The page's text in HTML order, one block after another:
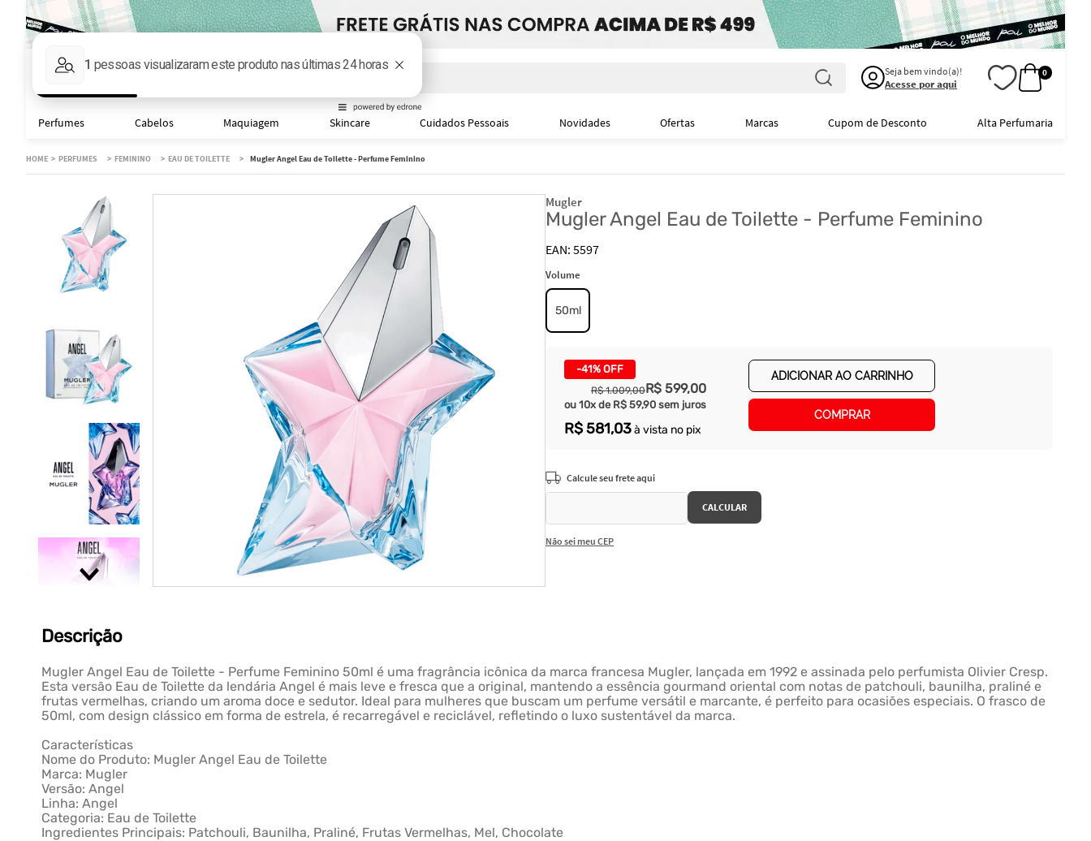
Faça sua busca aqui Seja bem vindo(a)!
Acesse por aqui
0
Perfumes Cabelos Maquiagem Skincare Cuidados Pessoais Novidades Ofertas Marcas Cupom de Desconto Alta Perfumaria
PERFUMES FEMININO EAU DE TOILETTE Mugler Angel Eau de Toilette - Perfume Feminino
Mugler
Mugler Angel Eau de Toilette - Perfume Feminino
5597
Volume
50ml
-41% OFF
R$ 599,00
R$ 1.009,00
ou 10x de R$ 59,90 sem juros
R$581,03à vista no pix
ADICIONAR AO CARRINHO
COMPRAR
Não sei meu CEP
Descrição
Mugler Angel Eau de Toilette - Perfume Feminino 50ml é uma fragrância icônica da marca francesa Mugler, lançada em 1992 e assinada pelo perfumista Olivier Cresp.
Esta versão Eau de Toilette da lendária Angel é mais leve e fresca que a original, mantendo a essência gourmand oriental com notas de patchouli, baunilha, praliné e
frutas vermelhas, criando um aroma doce e sedutor. Ideal para mulheres que buscam um perfume versátil e marcante, é perfeito para ocasiões especiais. O frasco de
50ml, com design clássico em forma de estrela, é recarregável e reciclável, refletindo o luxo sustentável da marca.
Características
Nome do Produto: Mugler Angel Eau de Toilette
Marca: Mugler
Versão: Angel
Linha: Angel
Categoria: Eau de Toilette
Ingredientes Principais: Patchouli, Baunilha, Praliné, Frutas Vermelhas, Mel, Chocolate